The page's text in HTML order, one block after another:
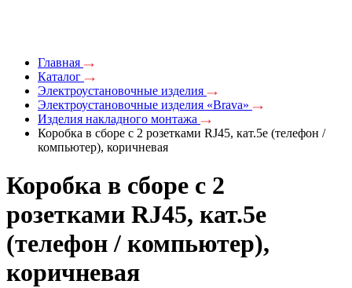
Главная
Каталог
Электроустановочные изделия
Электроустановочные изделия «Brava»
Изделия накладного монтажа
Коробка в сборе с 2 розетками RJ45, кат.5е (телефон /
компьютер), коричневая
Коробка в сборе с 2
розетками RJ45, кат.5е
(телефон / компьютер),
коричневая